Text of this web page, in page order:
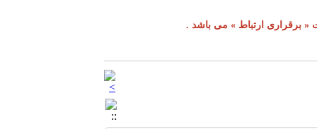
برقراری ارتباط » می باشد .